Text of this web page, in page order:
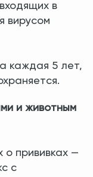
в
вирусом
каждая 5 лет,
и животным
о прививках —
с